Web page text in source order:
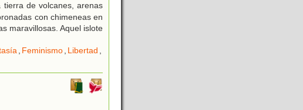
de volcanes, arenas
con chimeneas en
maravillosas. Aquel islote
, Feminismo, Libertad ,